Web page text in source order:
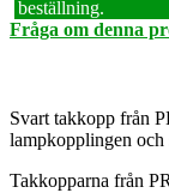
beställning.
Fråga om denna
Svart takkopp från
lampkopplingen och
Takkopparna från